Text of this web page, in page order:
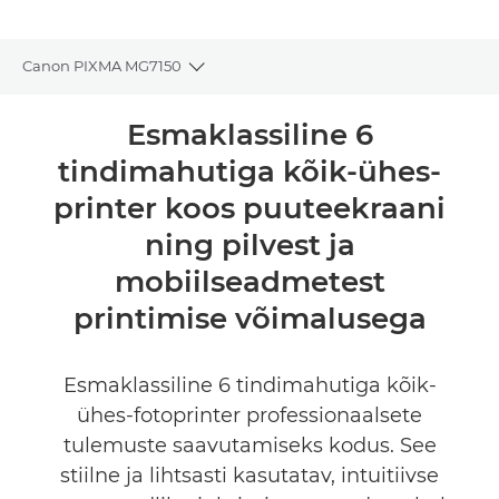
Canon PIXMA MG7150
Toggle breadcrumbs
Tehnilised andmed
Esmaklassiline 6
tindimahutiga kõik-ühes-
printer koos puuteekraani
ning pilvest ja
mobiilseadmetest
printimise võimalusega
Esmaklassiline 6 tindimahutiga kõik-
ühes-fotoprinter professionaalsete
tulemuste saavutamiseks kodus. See
stiilne ja lihtsasti kasutatav, intuitiivse